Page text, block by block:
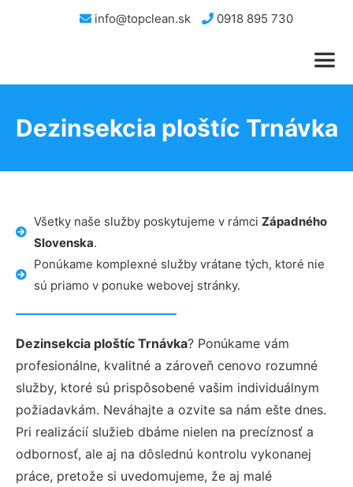
info@topclean.sk 0918 895 730
Dezinsekcia ploštíc Trnávka
Všetky naše služby poskytujeme v rámci Západného
Slovenska.
Ponúkame komplexné služby vrátane tých, ktoré nie
sú priamo v ponuke webovej stránky.
Dezinsekcia ploštíc Trnávka? Ponúkame vám
profesionálne, kvalitné a zároveň cenovo rozumné
služby, ktoré sú prispôsobené vašim individuálnym
požiadavkám. Neváhajte a ozvite sa nám ešte dnes.
Pri realizácií služieb dbáme nielen na precíznosť a
odbornosť, ale aj na dôslednú kontrolu vykonanej
práce, pretože si uvedomujeme, že aj malé